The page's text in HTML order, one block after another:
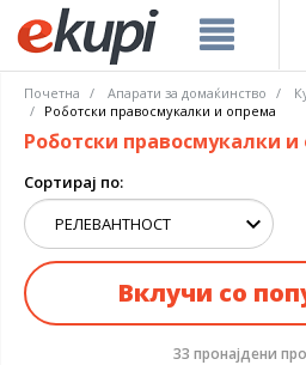
Почетна Апарати за домаќинство
Роботски правосмукалки и опрема
Роботски правосмукалки
Сортирај по:
Вклучи со
33 пронајдени